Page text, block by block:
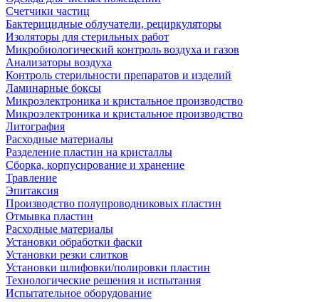
Счетчики частиц
Бактерицидные облучатели, рециркуляторы
Изоляторы для стерильных работ
Микробиологический контроль воздуха и газов
Анализаторы воздуха
Контроль стерильности препаратов и изделий
Ламинарные боксы
Микроэлектроника и кристальное производство
Микроэлектроника и кристальное производство
Литография
Расходные материалы
Разделение пластин на кристаллы
Сборка, корпусирование и хранение
Травление
Эпитаксия
Производство полупроводниковых пластин
Отмывка пластин
Расходные материалы
Установки обработки фаски
Установки резки слитков
Установки шлифовки/полировки пластин
Технологические решения и испытания
Испытательное оборудование